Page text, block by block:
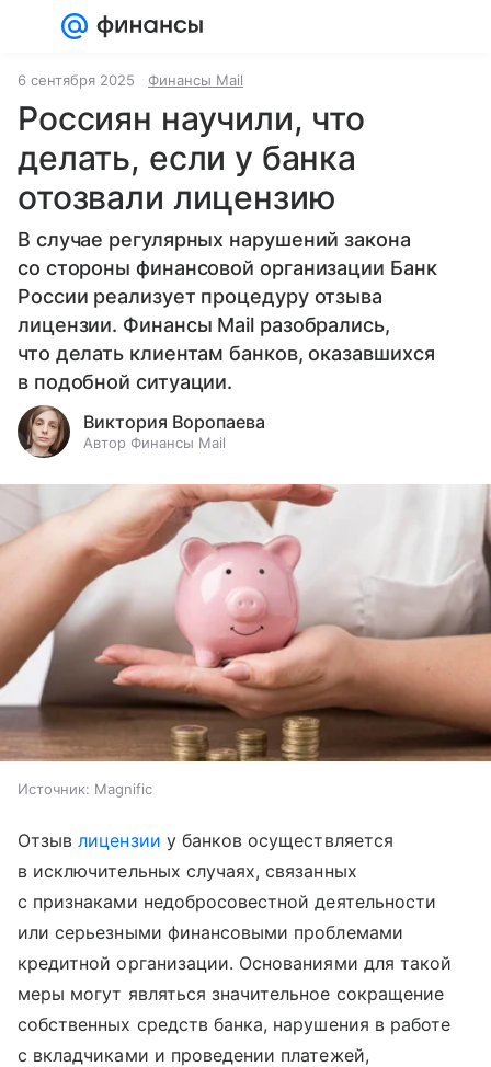
6 сентября 2025 Финансы Mail
Россиян научили, что
делать, если у банка
отозвали лицензию
В случае регулярных нарушений закона
со стороны финансовой организации Банк
России реализует процедуру отзыва
лицензии. Финансы Mail разобрались,
что делать клиентам банков, оказавшихся
в подобной ситуации.
Виктория Воропаева
Автор Финансы Mail
Источник: Magnific
Отзывлицензии у банков осуществляется
в исключительных случаях, связанных
с признаками недобросовестной деятельности
или серьезными финансовыми проблемами
кредитной организации. Основаниями для такой
меры могут являться значительное сокращение
собственных средств банка, нарушения в работе
с вкладчиками и проведении платежей,